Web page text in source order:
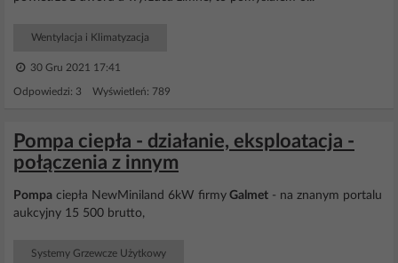
Wentylacja i Klimatyzacja
30 Gru 2021 17:41
Odpowiedzi: 3 Wyświetleń: 789
Pompa ciepła - działanie, eksploatacja -
połączenia z innym
Pompa ciepła NewMiniland 6kW firmy Galmet - na znanym portalu
aukcyjny 15 500 brutto,
Systemy Grzewcze Użytkowy